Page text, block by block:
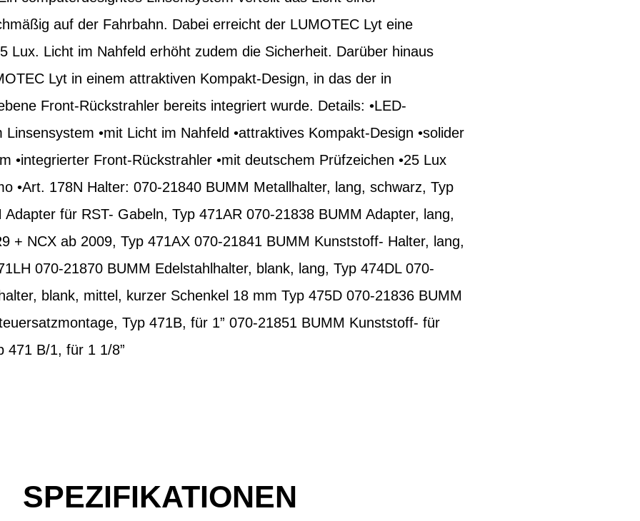
auf der Fahrbahn. Dabei erreicht der LUMOTEC Lyt eine
Lux. Licht im Nahfeld erhöht zudem die Sicherheit. Darüber hinaus
Lyt in einem attraktiven Kompakt-Design, in das der in
Front-Rückstrahler bereits integriert wurde. Details: •LED-
•mit Licht im Nahfeld •attraktives Kompakt-Design •solider
•integrierter Front-Rückstrahler •mit deutschem Prüfzeichen •25 Lux
•Art. 178N Halter: 070-21840 BUMM Metallhalter, lang, schwarz, Typ
für RST- Gabeln, Typ 471AR 070-21838 BUMM Adapter, lang,
+ NCX ab 2009, Typ 471AX 070-21841 BUMM Kunststoff- Halter, lang,
070-21870 BUMM Edelstahlhalter, blank, lang, Typ 474DL 070-
blank, mittel, kurzer Schenkel 18 mm Typ 475D 070-21836 BUMM
Typ 471B, für 1” 070-21851 BUMM Kunststoff- für
471 B/1, für 1 1/8”
SPEZIFIKATIONEN